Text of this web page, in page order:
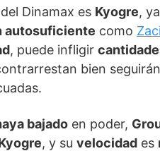
Dinamax es Kyogre,
autosuficiente como
, puede infligir
bien
bajado en poder,
, y su velocidad es